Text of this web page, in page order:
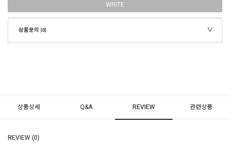
WRITE
상품문의 [0]
상품상세 Q&A REVIEW 관련상품
REVIEW (0)